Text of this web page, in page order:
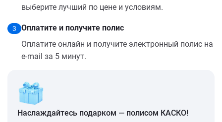
выберите лучший по цене и условиям.
3
Оплатите и получите полис
Оплатите онлайн и получите электронный полис на
e-mail за 5 минут.
Наслаждайтесь подарком — полисом КАСКО!